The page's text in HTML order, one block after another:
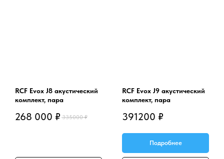
RCF Evox J8 акустический
комплект, пара
268 000 ₽ 335000 ₽
RCF Evox J9 акустический
комплект, пара
391200 ₽
Подробнее